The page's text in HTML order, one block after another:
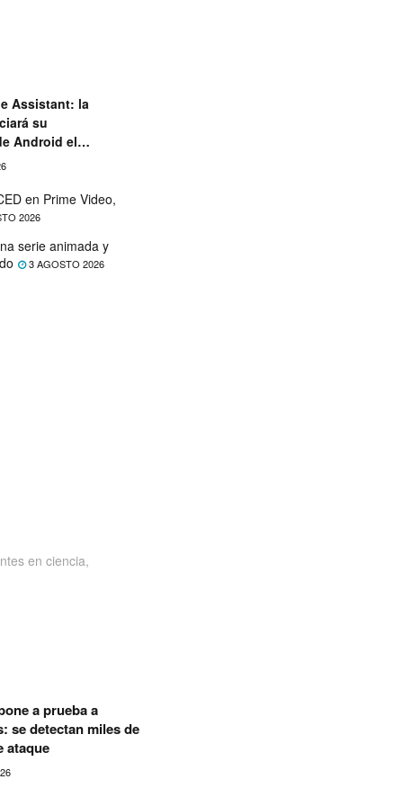
Assistant: la
su
Android el
en Prime Video,
2026
serie animada y
3 AGOSTO 2026
en ciencia,
a prueba a
se detectan miles de
ataque